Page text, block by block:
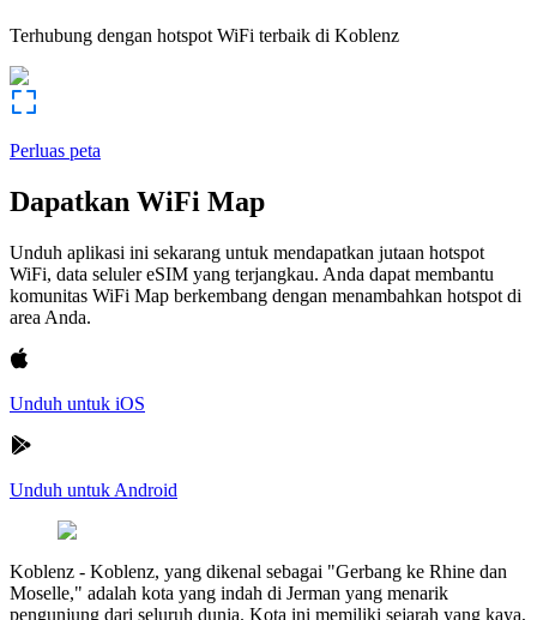
Terhubung dengan hotspot WiFi terbaik di Koblenz
Perluas peta
Dapatkan WiFi Map
Unduh aplikasi ini sekarang untuk mendapatkan jutaan hotspot
WiFi, data seluler eSIM yang terjangkau. Anda dapat membantu
komunitas WiFi Map berkembang dengan menambahkan hotspot di
area Anda.
Unduh untuk iOS
Unduh untuk Android
Koblenz - Koblenz, yang dikenal sebagai "Gerbang ke Rhine dan
Moselle," adalah kota yang indah di Jerman yang menarik
pengunjung dari seluruh dunia. Kota ini memiliki sejarah yang kaya,